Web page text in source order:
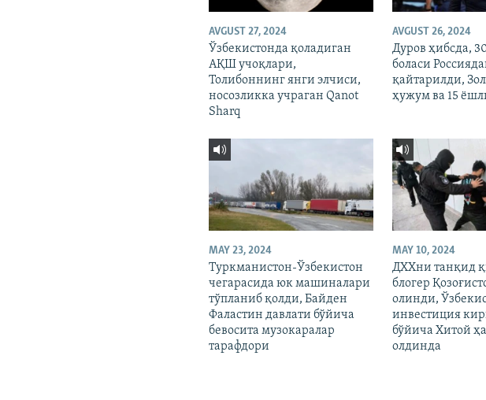
AVGUST 27, 2024
Ўзбекистонда қоладиган
АҚШ учоқлари,
Толибоннинг янги элчиси,
носозликка учраган Qanot
Sharq
AVGUST 26, 2024
Дуров ҳибсда,
боласи
қайтарилди,
ҳужум ва 15
MAY 23, 2024
Туркманистон-Ўзбекистон
чегарасида юк машиналари
тўпланиб қолди, Байден
Фаластин давлати бўйича
бевосита музокаралар
тарафдори
MAY 10, 2024
ДХХни танқид
блогер
олинди,
инвестиция
бўйича Хитой
олдинда